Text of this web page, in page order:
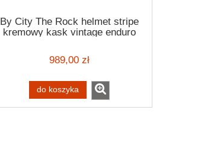
By City The Rock helmet stripe
kremowy kask vintage enduro
989,00 zł
do koszyka